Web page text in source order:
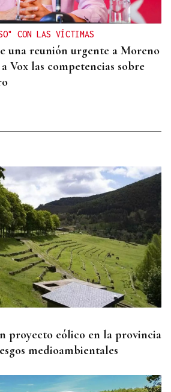
CON LAS VÍCTIMAS
una reunión urgente a Moreno
Vox las competencias sobre
los 50 millones de habitantes
máximo histórico
proyecto eólico en la provincia
medioambientales